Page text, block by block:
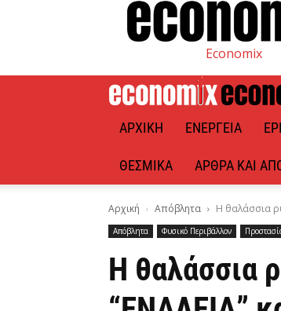
Economix
ΑΡΧΙΚΉ ΕΝΈΡΓΕΙΑ
ΘΕΣΜΙΚΆ ΆΡΘΡΑ ΚΑΙ
Αρχική Απόβλητα Η θαλάσσια
Απόβλητα Φυσικό Περιβάλλον
Η θαλάσσια